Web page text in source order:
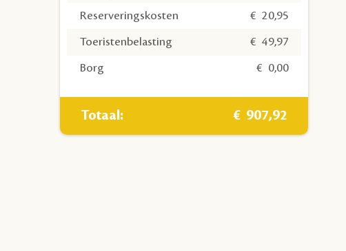
Reserveringskosten € 20,95
Toeristenbelasting € 49,97
Borg € 0,00
Totaal € 907,92